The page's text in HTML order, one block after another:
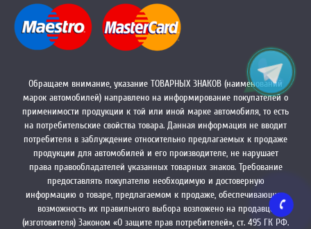
Обращаем внимание, указание ТОВАРНЫХ ЗНАКОВ (наименований
марок автомобилей) направлено на информирование покупателей о
применимости продукции к той или иной марке автомобиля, то есть
на потребительские свойства товара. Данная информация не вводит
потребителя в заблуждение относительно предлагаемых к продаже
продукции для автомобилей и его производителе, не нарушает
права правообладателей указанных товарных знаков. Требование
предоставлять покупателю необходимую и достоверную
информацию о товаре, предлагаемом к продаже, обеспечивающую
возможность их правильного выбора возложено на продавца
(изготовителя) Законом «О защите прав потребителей», ст. 495 ГК РФ.